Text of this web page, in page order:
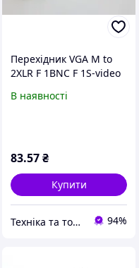
Перехідник VGA M to
2XLR F 1BNC F 1S-video
В наявності
83.57₴
Купити
Техніка та товари з Європи магазин "Щозавгодно" 94%